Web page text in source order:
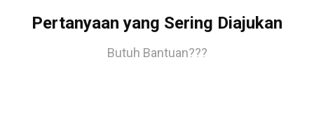
Pertanyaan yang Sering Diajukan
Butuh Bantuan???